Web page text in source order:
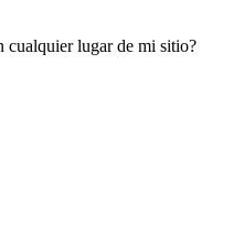
cualquier lugar de mi sitio?